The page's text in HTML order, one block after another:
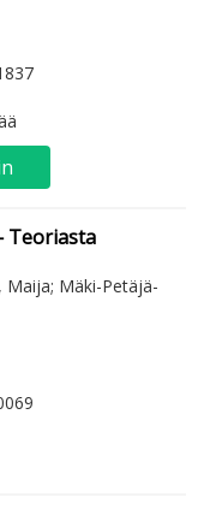
Teoriasta
Maija; Mäki-Petäjä-